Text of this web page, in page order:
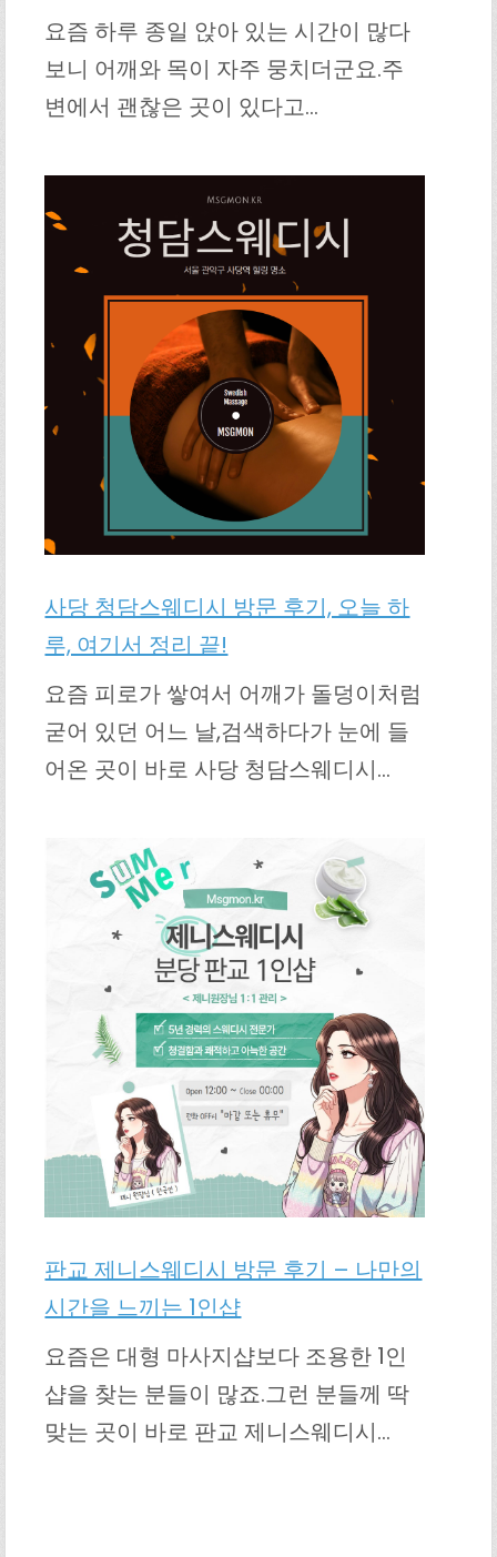
요즘 하루 종일 앉아 있는 시간이 많다
보니 어깨와 목이 자주 뭉치더군요.주
변에서 괜찮은 곳이 있다고…
사당 청담스웨디시 방문 후기, 오늘 하
루, 여기서 정리 끝!
요즘 피로가 쌓여서 어깨가 돌덩이처럼
굳어 있던 어느 날,검색하다가 눈에 들
어온 곳이 바로 사당 청담스웨디시…
판교 제니스웨디시 방문 후기 – 나만의
시간을 느끼는 1인샵
요즘은 대형 마사지샵보다 조용한 1인
샵을 찾는 분들이 많죠.그런 분들께 딱
맞는 곳이 바로 판교 제니스웨디시…